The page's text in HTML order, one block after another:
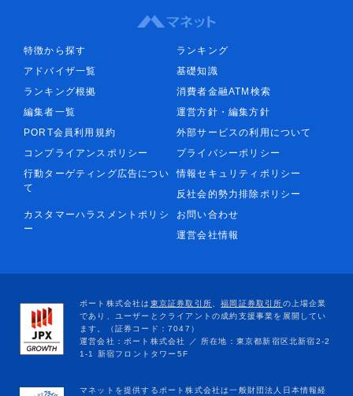
特徴から探す
ランキング
アドバイザ一覧
基礎知識
ランキング根拠
消費者金融ATM検索
編集者一覧
運営方針・編集方針
PORT会員利用規約
外部サービスの利用について
コンプライアンスポリシー
プライバシーポリシー
行動ターゲティング広告につい
て
情報セキュリティポリシー
反社会的勢力排除ポリシー
カスタマーハラスメントポリシ
ー
お問い合わせ
運営会社情報